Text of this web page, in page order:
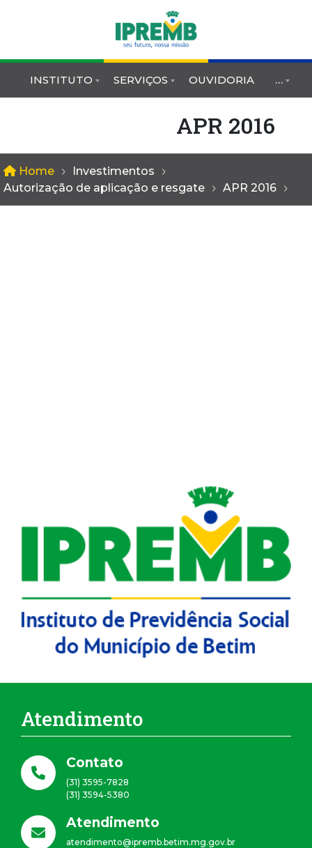
INSTITUTO SERVIÇOS OUVIDORIA …
APR 2016
Home
Investimentos
Autorização de aplicação e resgate
APR 2016
Atendimento
Contato
(31) 3595-7828
(31) 3594-5380
Atendimento
atendimento@ipremb.betim.mg.gov.br